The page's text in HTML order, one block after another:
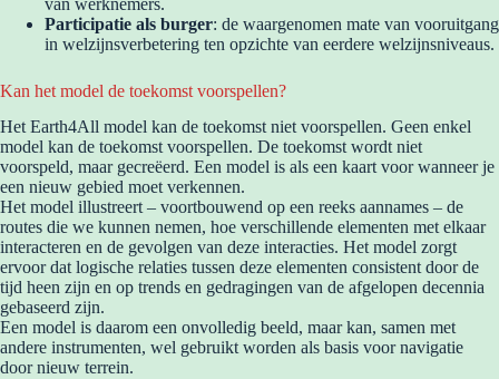
Participatie als burger: de waargenomen mate van vooruitgang
in welzijnsverbetering ten opzichte van eerdere welzijnsniveaus.
Kan het model de toekomst voorspellen?
Het Earth4All model kan de toekomst niet voorspellen. Geen enkel
model kan de toekomst voorspellen. De toekomst wordt niet
voorspeld, maar gecreëerd. Een model is als een kaart voor wanneer je
een nieuw gebied moet verkennen.
Het model illustreert – voortbouwend op een reeks aannames – de
routes die we kunnen nemen, hoe verschillende elementen met elkaar
interacteren en de gevolgen van deze interacties. Het model zorgt
ervoor dat logische relaties tussen deze elementen consistent door de
tijd heen zijn en op trends en gedragingen van de afgelopen decennia
gebaseerd zijn.
Een model is daarom een onvolledig beeld, maar kan, samen met
andere instrumenten, wel gebruikt worden als basis voor navigatie
door nieuw terrein.